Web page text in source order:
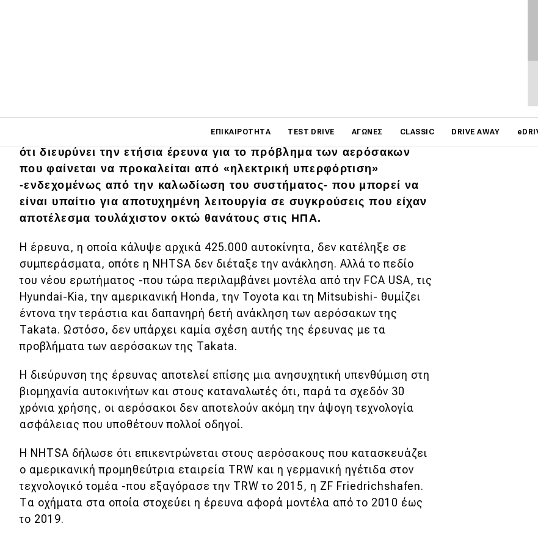
ΕΠΙΚΑΙΡΌΤΗΤΑ TEST DRIVE ΑΓΏΝΕΣ CLASSIC DRIVE AWAY
Main navigation
Επικαιρότητα
Νέα μοντέλα
Πρωτότυπα
Ελλάδα
Κόσμος
Τεχνολογία
Ασφάλεια
Απόψεις
Test Drive
Δοκιμή
Αποστολή
Συγκρίνουμε
Η αμερικανική NHTSA (National Highway Traffic Safety
Administration), την περασμένη εβδομάδα δήλωσε σε έγγραφό της,
ότι διευρύνει την ετήσια έρευνα για το πρόβλημα των αερόσακων
που φαίνεται να προκαλείται από «ηλεκτρική υπερφόρτιση»
-ενδεχομένως από την καλωδίωση του συστήματος- που μπορεί να
είναι υπαίτιο για αποτυχημένη λειτουργία σε συγκρούσεις που είχαν
αποτέλεσμα τουλάχιστον οκτώ θανάτους στις ΗΠΑ.
Η έρευνα, η οποία κάλυψε αρχικά 425.000 αυτοκίνητα, δεν κατέληξε σε
συμπεράσματα, οπότε η NHTSA δεν διέταξε την ανάκληση. Αλλά το πεδίο
του νέου ερωτήματος -που τώρα περιλαμβάνει μοντέλα από την FCA USA, τις
Hyundai-Kia, την αμερικανική Honda, την Toyota και τη Mitsubishi- θυμίζει
έντονα την τεράστια και δαπανηρή 6ετή ανάκληση των αερόσακων της
Takata. Ωστόσο, δεν υπάρχει καμία σχέση αυτής της έρευνας με τα
προβλήματα των αερόσακων της Takata.
Η διεύρυνση της έρευνας αποτελεί επίσης μια ανησυχητική υπενθύμιση στη
βιομηχανία αυτοκινήτων και στους καταναλωτές ότι, παρά τα σχεδόν 30
χρόνια χρήσης, οι αερόσακοι δεν αποτελούν ακόμη την άψογη τεχνολογία
ασφάλειας που υποθέτουν πολλοί οδηγοί.
Η NHTSA δήλωσε ότι επικεντρώνεται στους αερόσακους που κατασκευάζει
ο αμερικανική προμηθεύτρια εταιρεία TRW και η γερμανική ηγέτιδα στον
τεχνολογικό τομέα -που εξαγόρασε την TRW το 2015, η ZF Friedrichshafen.
Τα οχήματα στα οποία στοχεύει η έρευνα αφορά μοντέλα από το 2010 έως
το 2019.